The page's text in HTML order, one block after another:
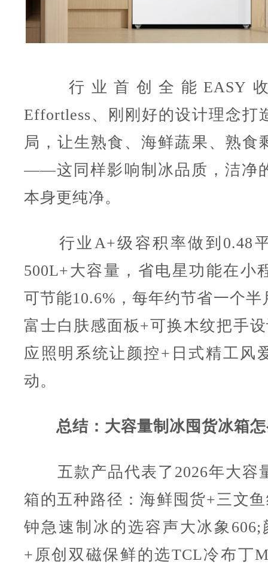
行业首创全能EASY
Effortless、刚刚 好的设计理念打
局，让生熟食、海鲜蔬果、熟食
——这同样影响制冰品质，洁净
本身更纯净。
行业A+级容积率做到0.48
500L+大容量，省电星功能在小
可节能10.6%，每年约节省一个半
富士白肤感面板+可换木纹把手
应照明系统让颜控+日式精工风
动。
总结：大容量制冰囤货冰箱怎
五款产品代表了2026年大容
箱的五种路径：海鲜囤货+三文
钟急速制冰的选容声大冰象
+原创双磁保鲜的选TCL冷布丁